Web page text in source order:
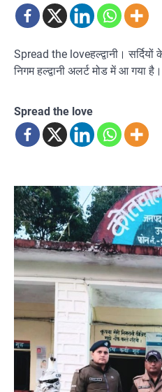
Spread the loveहल्द्वानी।
निगम हल्द्वानी अलर्ट मोड में आ गया
Spread the love